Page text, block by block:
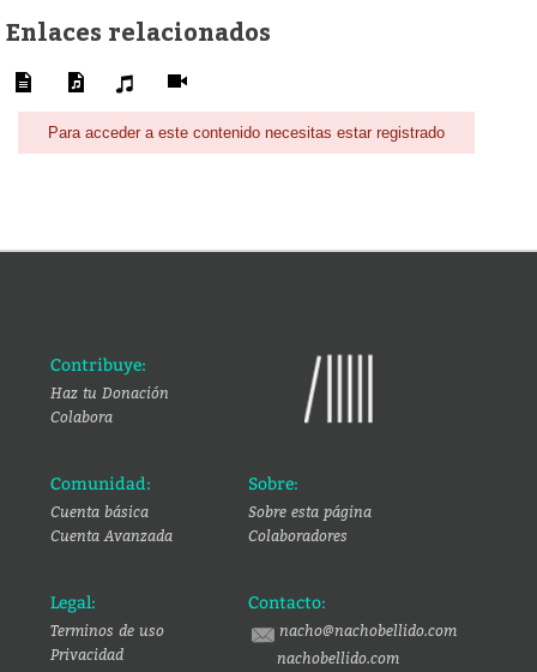
Enlaces relacionados
Para acceder a este contenido necesitas estar registrado
Contribuye:
Haz tu Donación
Colabora
Comunidad:
Cuenta básica
Cuenta Avanzada
Sobre:
Sobre esta página
Colaboradores
Legal:
Terminos de uso
Privacidad
Contacto:
nacho@nachobellido.com
nachobellido.com